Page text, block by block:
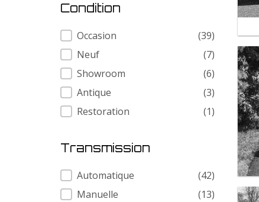
Condition
Condition
Occasion
(39)
Neuf
(7)
Showroom
(6)
Antique
(3)
Restoration
(1)
Transmission
Transmission
Automatique
(42)
Manuelle
(13)